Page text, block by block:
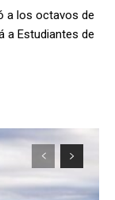
a los octavos de
a Estudiantes de